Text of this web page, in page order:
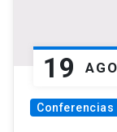
19 AGO
Conferencias